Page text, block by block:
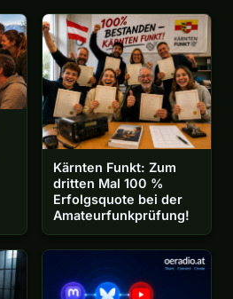
Kärnten Funkt: Zum
dritten Mal 100 %
Erfolgsquote bei der
Amateurfunkprüfung!